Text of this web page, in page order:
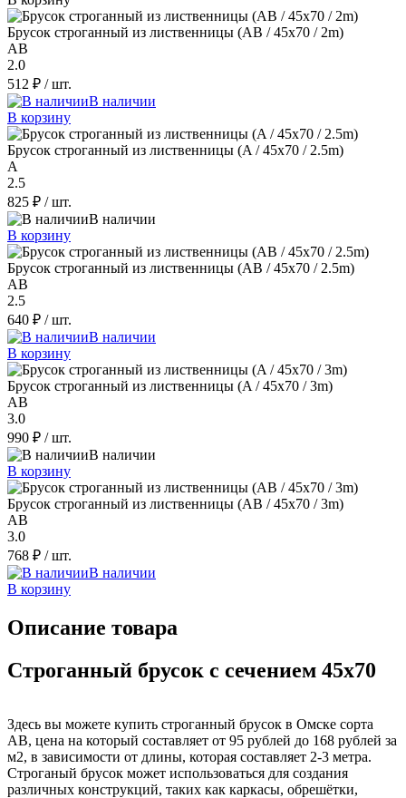
Брусок строганный из лиственницы (AB / 45x70 / 2m)
AB
2.0
512 ₽ / шт.
В наличии
В корзину
Брусок строганный из лиственницы (A / 45x70 / 2.5m)
A
2.5
825 ₽ / шт.
В наличии
В корзину
Брусок строганный из лиственницы (AB / 45x70 / 2.5m)
AB
2.5
640 ₽ / шт.
В наличии
В корзину
Брусок строганный из лиственницы (A / 45x70 / 3m)
AB
3.0
990 ₽ / шт.
В наличии
В корзину
Брусок строганный из лиственницы (AB / 45x70 / 3m)
AB
3.0
768 ₽ / шт.
В наличии
В корзину
Описание товара
Строганный брусок с сечением 45x70
Здесь вы можете купить строганный брусок в Омске сорта
AB, цена на который составляет от 95 рублей до 168 рублей за
м2, в зависимости от длины, которая составляет 2-3 метра.
Строганый брусок может использоваться для создания
различных конструкций, таких как каркасы, обрешётки,